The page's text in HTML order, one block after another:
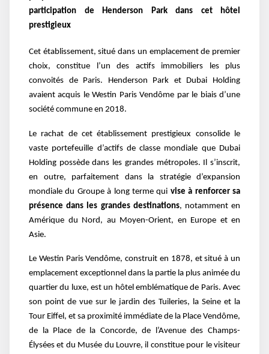
participation de Henderson Park dans cet hôtel
prestigieux
Cet établissement, situé dans un emplacement de premier
choix, constitue l’un des actifs immobiliers les plus
convoités de Paris. Henderson Park et Dubai Holding
avaient acquis le Westin Paris Vendôme par le biais d’une
société commune en 2018.
Le rachat de cet établissement prestigieux consolide le
vaste portefeuille d’actifs de classe mondiale que Dubai
Holding possède dans les grandes métropoles. Il s’inscrit,
en outre, parfaitement dans la stratégie d’expansion
mondiale du Groupe à long terme qui vise à renforcer sa
présence dans les grandes destinations, notamment en
Amérique du Nord, au Moyen-Orient, en Europe et en
Asie.
Le Westin Paris Vendôme, construit en 1878, et situé à un
emplacement exceptionnel dans la partie la plus animée du
quartier du luxe, est un hôtel emblématique de Paris. Avec
son point de vue sur le jardin des Tuileries, la Seine et la
Tour Eiffel, et sa proximité immédiate de la Place Vendôme,
de la Place de la Concorde, de l’Avenue des Champs-
Élysées et du Musée du Louvre, il constitue pour le visiteur